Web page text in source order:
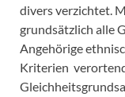
divers verzichtet.
grundsätzlich alle
Angehörige
Kriterien